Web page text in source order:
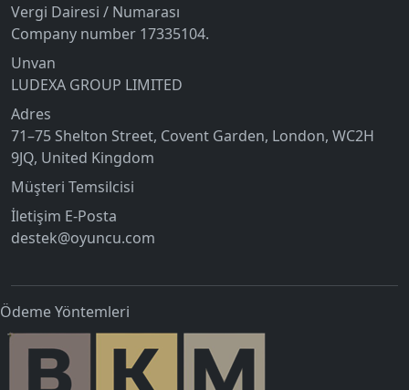
Vergi Dairesi / Numarası
Company number 17335104.
Unvan
LUDEXA GROUP LIMITED
Adres
71–75 Shelton Street, Covent Garden, London, WC2H
9JQ, United Kingdom
Müşteri Temsilcisi
İletişim E-Posta
destek@oyuncu.com
Ödeme Yöntemleri